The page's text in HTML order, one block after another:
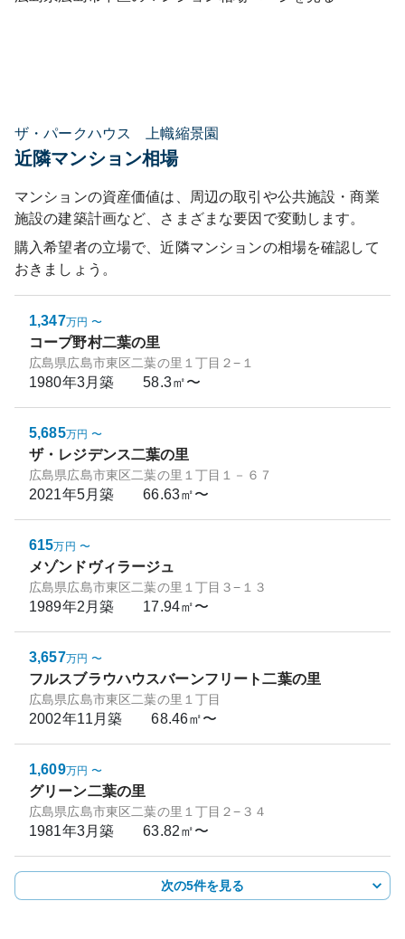
ザ・パークハウス 上幟縮景園
近隣マンション相場
マンションの資産価値は、周辺の取引や公共施設・商業
施設の建築計画など、さまざまな要因で変動します。
購入希望者の立場で、近隣マンションの相場を確認して
おきましょう。
1,347万円 〜
コープ野村二葉の里
広島県広島市東区二葉の里１丁目２−１
1980年3月築 58.3㎡〜
5,685万円 〜
ザ・レジデンス二葉の里
広島県広島市東区二葉の里１丁目１－６７
2021年5月築 66.63㎡〜
615万円 〜
メゾンドヴィラージュ
広島県広島市東区二葉の里１丁目３−１３
1989年2月築 17.94㎡〜
3,657万円 〜
フルスブラウハウスバーンフリート二葉の里
広島県広島市東区二葉の里１丁目
2002年11月築 68.46㎡〜
1,609万円 〜
グリーン二葉の里
広島県広島市東区二葉の里１丁目２−３４
1981年3月築 63.82㎡〜
次の5件を見る